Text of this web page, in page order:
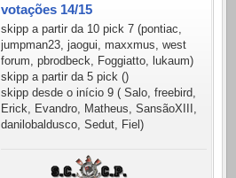
votações 14/15
skipp a partir da 10 pick 7 (pontiac,
jumpman23, jaogui, maxxmus, west
forum, pbrodbeck, Foggiatto, lukaum)
skipp a partir da 5 pick ()
skipp desde o início 9 ( Salo, freebird,
Erick, Evandro, Matheus, SansãoXIII,
danilobaldusco, Sedut, Fiel)